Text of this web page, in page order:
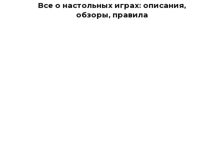
Все о настольных играх: описания,
обзоры, правила